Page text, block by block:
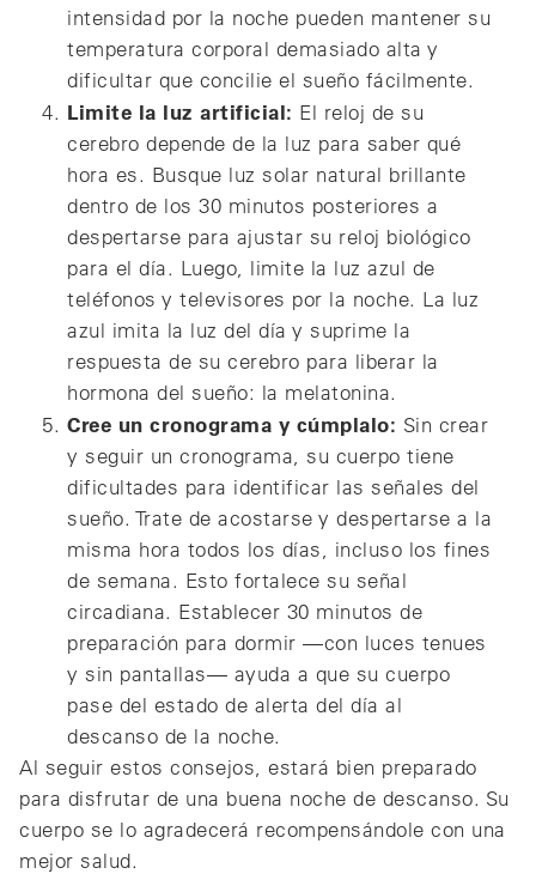
intensidad por la noche pueden mantener su
temperatura corporal demasiado alta y
dificultar que concilie el sueño fácilmente.
Limite la luz artificial: El reloj de su
cerebro depende de la luz para saber qué
hora es. Busque luz solar natural brillante
dentro de los 30 minutos posteriores a
despertarse para ajustar su reloj biológico
para el día. Luego, limite la luz azul de
teléfonos y televisores por la noche. La luz
azul imita la luz del día y suprime la
respuesta de su cerebro para liberar la
hormona del sueño: la melatonina.
Cree un cronograma y cúmplalo: Sin crear
y seguir un cronograma, su cuerpo tiene
dificultades para identificar las señales del
sueño. Trate de acostarse y despertarse a la
misma hora todos los días, incluso los fines
de semana. Esto fortalece su señal
circadiana. Establecer 30 minutos de
preparación para dormir —con luces tenues
y sin pantallas— ayuda a que su cuerpo
pase del estado de alerta del día al
descanso de la noche.
Al seguir estos consejos, estará bien preparado
para disfrutar de una buena noche de descanso. Su
cuerpo se lo agradecerá recompensándole con una
mejor salud.